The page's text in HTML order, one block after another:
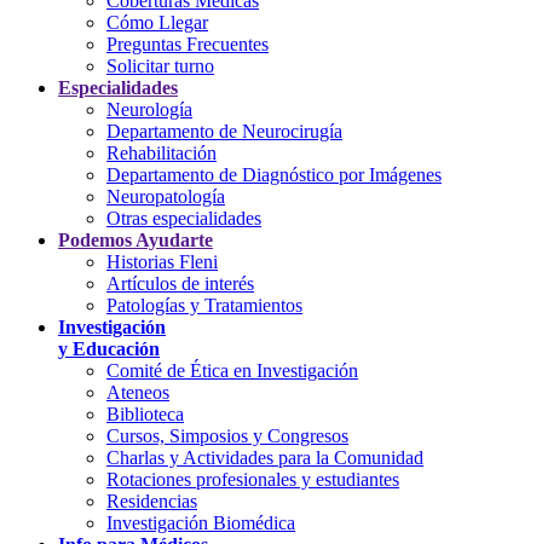
Cómo Llegar
Preguntas Frecuentes
Solicitar turno
Especialidades
Neurología
Departamento de Neurocirugía
Rehabilitación
Departamento de Diagnóstico por Imágenes
Neuropatología
Otras especialidades
Podemos Ayudarte
Historias Fleni
Artículos de interés
Patologías y Tratamientos
Investigación
y Educación
Comité de Ética en Investigación
Ateneos
Biblioteca
Cursos, Simposios y Congresos
Charlas y Actividades para la Comunidad
Rotaciones profesionales y estudiantes
Residencias
Investigación Biomédica